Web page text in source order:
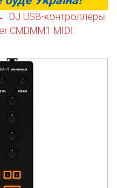
DJ USB-контроллеры
CMDMM1 MIDI